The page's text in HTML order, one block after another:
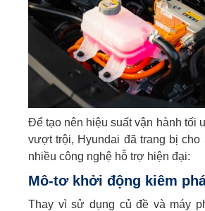
Để tạo nên hiệu suất vận hành tối
vượt trội, Hyundai đã trang bị cho
nhiều công nghệ hỗ trợ hiện đại:
Mô-tơ khởi động kiêm
Thay vì sử dụng củ đề và máy